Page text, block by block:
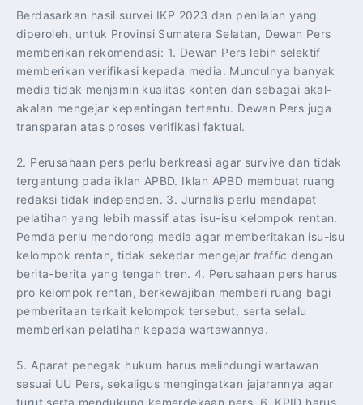
Berdasarkan hasil survei IKP 2023 dan penilaian yang
diperoleh, untuk Provinsi Sumatera Selatan, Dewan Pers
memberikan rekomendasi: 1. Dewan Pers lebih selektif
memberikan verifikasi kepada media. Munculnya banyak
media tidak menjamin kualitas konten dan sebagai akal-
akalan mengejar kepentingan tertentu. Dewan Pers juga
transparan atas proses verifikasi faktual.
2. Perusahaan pers perlu berkreasi agar survive dan tidak
tergantung pada iklan APBD. Iklan APBD membuat ruang
redaksi tidak independen. 3. Jurnalis perlu mendapat
pelatihan yang lebih massif atas isu-isu kelompok rentan.
Pemda perlu mendorong media agar memberitakan isu-isu
kelompok rentan, tidak sekedar mengejar traffic dengan
berita-berita yang tengah tren. 4. Perusahaan pers harus
pro kelompok rentan, berkewajiban memberi ruang bagi
pemberitaan terkait kelompok tersebut, serta selalu
memberikan pelatihan kepada wartawannya.
5. Aparat penegak hukum harus melindungi wartawan
sesuai UU Pers, sekaligus mengingatkan jajarannya agar
turut serta mendukung kemerdekaan pers. 6. KPID harus